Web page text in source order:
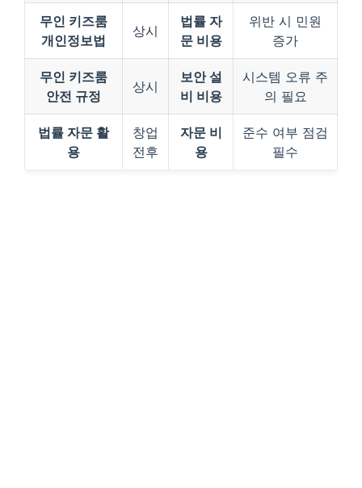
무인 키즈룸
개인정보법
상시
법률 자
문 비용
위반 시 민원
증가
무인 키즈룸
안전 규정
상시
보안 설
비 비용
시스템 오류 주
의 필요
법률 자문 활
용
창업
전후
자문 비
용
준수 여부 점검
필수